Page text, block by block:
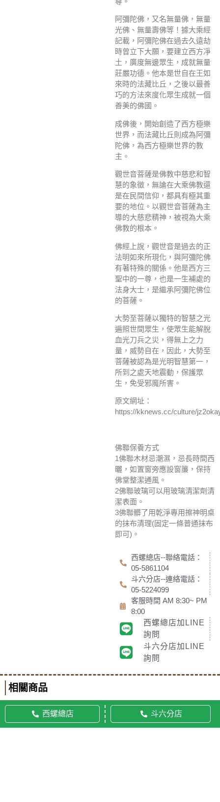
阿彌陀佛，又名無量佛，無量
光佛、無量壽佛等！據大乘經
記載，阿彌陀佛在過去久遠劫
時曾立下大願，要建立西方凈
土，廣度無邊眾生，成就無量
莊嚴功德。他本是世自在王如
來時的法藏比丘，之後以最善
巧的方法來度化眾生成就一個
善美的佛國。
成佛後，開始創造了西方極樂
世界，而法藏比丘則成為阿彌
陀佛，為西方極樂世界的教
主。
觀世音菩薩是佛教中慈悲和智
慧的象徵，無論在大乘佛教還
是在民間信仰，都具有極其重
要的地位。以觀世音菩薩為主
導的大慈悲精神，被視為大乘
佛教的根本。
佛經上說，觀世音是過去的正
法明如來所現化，與阿彌陀佛
有著特殊的關係。他是西方三
聖中的一尊，也是一生補處的
法身大士，是繼承阿彌陀佛位
的菩薩。
大勢至菩薩以獨特的智慧之光
遍照世間眾生，使眾生能解脫
血光刀兵之災，得無上之力
量，威勢自在，因此，大勢至
菩薩被認為是光明智慧第一，
所到之處天地震動，保護眾
生，免受邪魔所害。
原文網址：
https://kknews.cc/culture/
佛聯保養方式
1佛聯木材忌潮濕，忌長時間西
曬，如置窗旁應設窗簾，保持
佛堂整潔通風。
2佛聯玻璃可以用玻璃清潔劑清
潔表面。
3佛聯髒了用乾淨專用擦神明桌
的抹布清理(固定一條普通抹布
即可)。
西螺總店--聯絡電話：
05-5861104
斗六分店--連絡電話：
05-5224099
客服時間 AM 8:30~ PM
8:00
西螺總店加LINE
詢問
斗六分店加LINE
詢問
相關商品
西螺總店 斗六分店